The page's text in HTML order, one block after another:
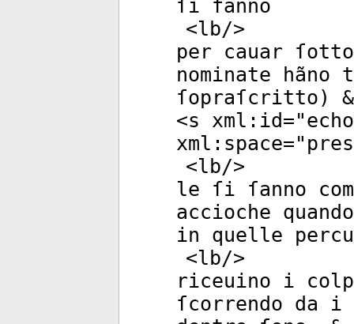
ſi fanno
<lb/>
per cauar
nominate
ſopraſcritto)
<s xml:id="
xml:space="
<lb/>
le ſi ſanno
accioche
in quelle
<lb/>
riceuino i
ſcorrendo da